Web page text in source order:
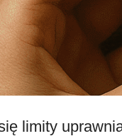
limity